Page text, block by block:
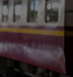
su
en un
y
de
de